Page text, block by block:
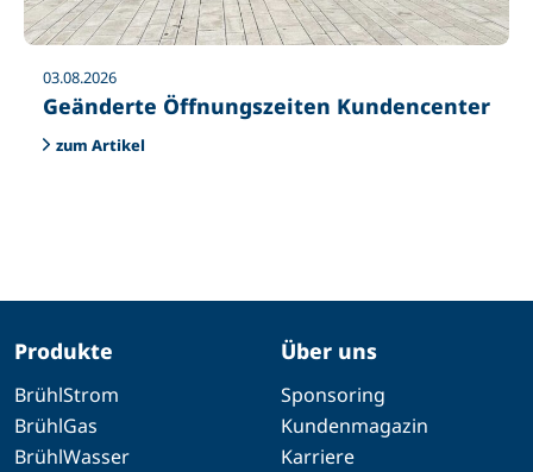
03.08.2026
Geänderte Öffnungszeiten Kundencenter
zum Artikel
Produkte
BrühlStrom
BrühlGas
BrühlWasser
Über uns
Sponsoring
Kundenmagazin
Karriere